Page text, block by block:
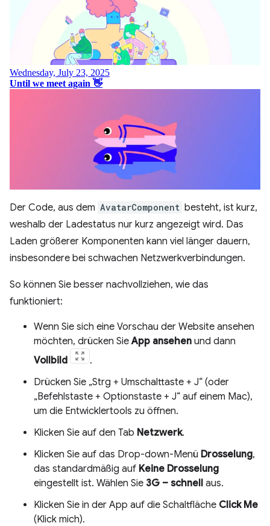
Der Code, aus dem AvatarComponent besteht, ist kurz,
weshalb der Ladestatus nur kurz angezeigt wird. Das
Laden größerer Komponenten kann viel länger dauern,
insbesondere bei schwachen Netzwerkverbindungen.
So können Sie besser nachvollziehen, wie das
funktioniert:
Wenn Sie sich eine Vorschau der Website ansehen
möchten, drücken SieApp ansehen und dann
Vollbild
.
Drücken Sie „Strg + Umschalttaste + J“ (oder
„Befehlstaste + Optionstaste + J“ auf einem Mac),
um die Entwicklertools zu öffnen.
Klicken Sie auf den Tab Netzwerk.
Klicken Sie auf das Drop-down-Menü Drosselung,
das standardmäßig auf Keine Drosselung
eingestellt ist. Wählen Sie 3G – schnell aus.
Klicken Sie in der App auf die Schaltfläche Click Me
(Klick mich).